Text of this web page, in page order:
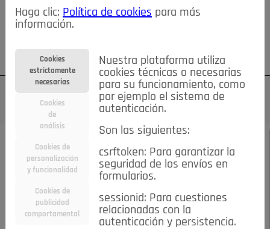
TABLÓN DE ANUNCIOS MIS ANUNCIOS CONTACTO
NOSOTROS
Su cuenta Regístrese ¿Olvidó su contraseña?
NOVIEMBRE DE 2021
“ME SENTÍ LIBRE POR
ESCAPAR DE LA
Haga clic: Política de cookies para más
información.
Cookies
estrictamente
necesarias
Cookies
de
análisis
Cookies de
personalización
y funcionalidad
Cookies de
publicidad
comportamental
Nuestra plataforma utiliza
cookies técnicas o necesarias
para su funcionamiento, como
por ejemplo el sistema de
autenticación.
Son las siguientes:
csrftoken: Para garantizar la
seguridad de los envíos en
formularios.
sessionid: Para cuestiones
relacionadas con la
autenticación y persistencia.